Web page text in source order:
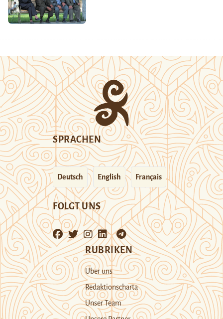
SPRACHEN
Deutsch English Français
FOLGT UNS
RUBRIKEN
Über uns
Redaktionscharta
Unser Team